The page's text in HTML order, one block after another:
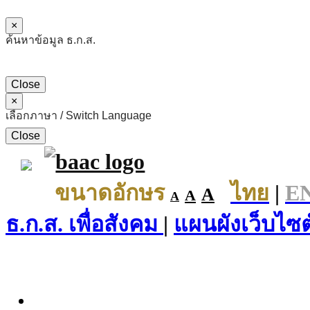
×
ค้นหาข้อมูล ธ.ก.ส.
Close
×
เลือกภาษา / Switch Language
Close
ขนาดอักษร A A A ไทย |
ธ.ก.ส. เพื่อสังคม | แผนผังเว็บไซ